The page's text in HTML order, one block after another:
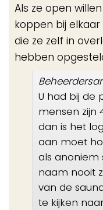
Als ze open
koppen bij
die ze zelf in
hebben
U had bij de
mensen zijn
dan is het
aan moet
als anoniem
naam nooit
van de
te kijken